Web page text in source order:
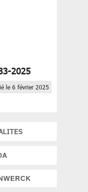
2025
le 6 février 2025